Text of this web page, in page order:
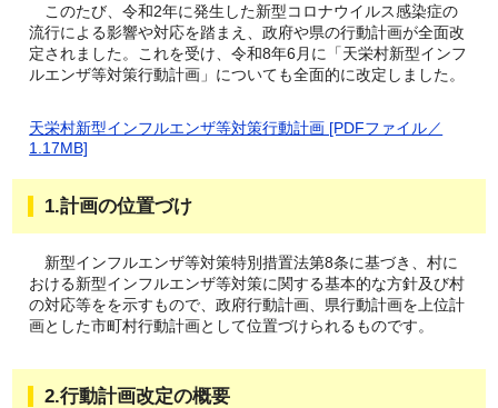
このたび、令和2年に発生した新型コロナウイルス感染症の
流行による影響や対応を踏まえ、政府や県の行動計画が全面改
定されました。これを受け、令和8年6月に「天栄村新型インフ
ルエンザ等対策行動計画」についても全面的に改定しました。
天栄村新型インフルエンザ等対策行動計画 [PDFファイル／
1.17MB]
1.計画の位置づけ
新型インフルエンザ等対策特別措置法第8条に基づき、村に
おける新型インフルエンザ等対策に関する基本的な方針及び村
の対応等をを示すもので、政府行動計画、県行動計画を上位計
画とした市町村行動計画として位置づけられるものです。
2.行動計画改定の概要